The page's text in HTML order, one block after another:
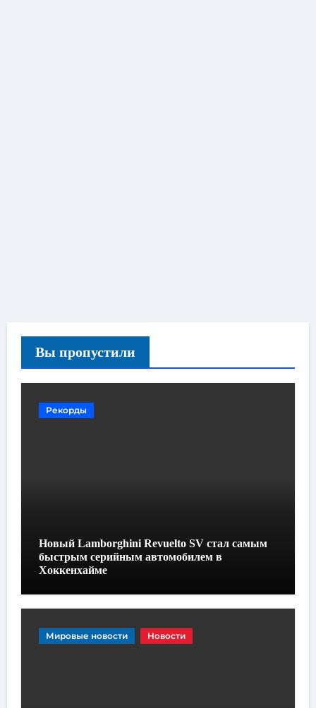
Вы пропустили
Рекорды
Новый Lamborghini Revuelto SV стал самым
быстрым серийным автомобилем в
Хоккенхайме
Мировые новости Новости